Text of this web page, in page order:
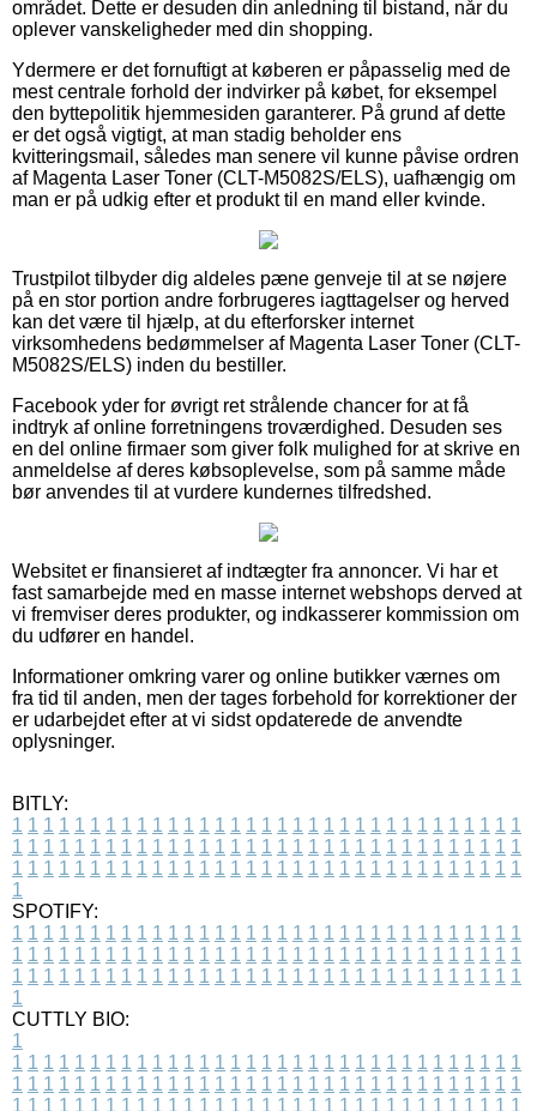
området. Dette er desuden din anledning til bistand, når du
oplever vanskeligheder med din shopping.
Ydermere er det fornuftigt at køberen er påpasselig med de
mest centrale forhold der indvirker på købet, for eksempel
den byttepolitik hjemmesiden garanterer. På grund af dette
er det også vigtigt, at man stadig beholder ens
kvitteringsmail, således man senere vil kunne påvise ordren
af Magenta Laser Toner (CLT-M5082S/ELS), uafhængig om
man er på udkig efter et produkt til en mand eller kvinde.
Trustpilot tilbyder dig aldeles pæne genveje til at se nøjere
på en stor portion andre forbrugeres iagttagelser og herved
kan det være til hjælp, at du efterforsker internet
virksomhedens bedømmelser af Magenta Laser Toner (CLT-
M5082S/ELS) inden du bestiller.
Facebook yder for øvrigt ret strålende chancer for at få
indtryk af online forretningens troværdighed. Desuden ses
en del online firmaer som giver folk mulighed for at skrive en
anmeldelse af deres købsoplevelse, som på samme måde
bør anvendes til at vurdere kundernes tilfredshed.
Websitet er finansieret af indtægter fra annoncer. Vi har et
fast samarbejde med en masse internet webshops derved at
vi fremviser deres produkter, og indkasserer kommission om
du udfører en handel.
Informationer omkring varer og online butikker værnes om
fra tid til anden, men der tages forbehold for korrektioner der
er udarbejdet efter at vi sidst opdaterede de anvendte
oplysninger.
BITLY:
1 1 1 1 1 1 1 1 1 1 1 1 1 1 1 1 1 1 1 1 1 1 1 1 1 1 1 1 1 1 1 1 1
1 1 1 1 1 1 1 1 1 1 1 1 1 1 1 1 1 1 1 1 1 1 1 1 1 1 1 1 1 1 1 1 1
1 1 1 1 1 1 1 1 1 1 1 1 1 1 1 1 1 1 1 1 1 1 1 1 1 1 1 1 1 1 1 1 1
1
SPOTIFY:
1 1 1 1 1 1 1 1 1 1 1 1 1 1 1 1 1 1 1 1 1 1 1 1 1 1 1 1 1 1 1 1 1
1 1 1 1 1 1 1 1 1 1 1 1 1 1 1 1 1 1 1 1 1 1 1 1 1 1 1 1 1 1 1 1 1
1 1 1 1 1 1 1 1 1 1 1 1 1 1 1 1 1 1 1 1 1 1 1 1 1 1 1 1 1 1 1 1 1
1
CUTTLY BIO:
1
1 1 1 1 1 1 1 1 1 1 1 1 1 1 1 1 1 1 1 1 1 1 1 1 1 1 1 1 1 1 1 1 1
1 1 1 1 1 1 1 1 1 1 1 1 1 1 1 1 1 1 1 1 1 1 1 1 1 1 1 1 1 1 1 1 1
1 1 1 1 1 1 1 1 1 1 1 1 1 1 1 1 1 1 1 1 1 1 1 1 1 1 1 1 1 1 1 1 1